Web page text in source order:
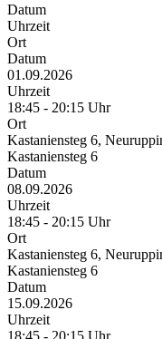
Datum
Uhrzeit
Ort
Datum
01.09.2026
Uhrzeit
18:45 - 20:15 Uhr
Ort
Kastaniensteg 6,
Kastaniensteg 6
Datum
08.09.2026
Uhrzeit
18:45 - 20:15 Uhr
Ort
Kastaniensteg 6,
Kastaniensteg 6
Datum
15.09.2026
Uhrzeit
18:45 - 20:15 Uhr